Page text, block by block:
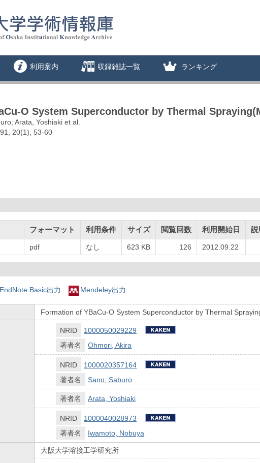
利用案内 収録雑誌一覧 ランキング
O System Superconductor by Thermal
Arata, Yoshiaki et al.
20(1), 53-60
フォーマット 利用条件 サイズ 閲覧回数 利用開始日 説
pdf なし 623 KB 126 2012.09.22
EndNote Basic出力 Mendeley出力
Formation of YBaCu-O System Superconductor by Thermal
NRID
1000050029229
著者名
Ohmori, Akira
NRID
1000020357164
著者名
Sano, Saburo
著者名 Arata, Yoshiaki
NRID
1000040028973
著者名
Iwamoto, Nobuya
大阪大学溶接工学研究所